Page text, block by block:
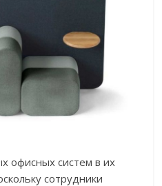
офисных систем в их
сотрудники